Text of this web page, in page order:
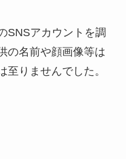
SNSアカウントを調
の名前や顔画像等は
至りませんでした。